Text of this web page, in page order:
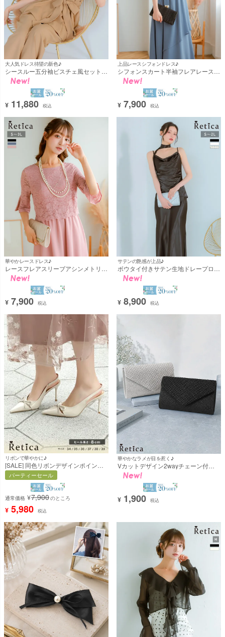
大人気ドレス待望の新色♪
シースルー五分袖ビスチェ風セットア
ップパンツパーティードレス (Sサイ
ズ～3Lサイズ) [Retica/レティカ]
¥ 11,880 税込
上品レースシフォンドレス♪
シフォンスカート半袖フレアレースス
リーブロングパーティードレス 結婚
式 二次会(Sサイズ～3Lサイズ)
[Retica/レティカ]
¥ 7,900 税込
華やかレースドレス♪
レースフレアスリーブアシンメトリー
シフォンロングパーティードレス 結
婚式 二次会(Sサイズ～3Lサイズ)
[Retica/レティカ]
¥ 7,900 税込
サテンの艶感が上品♪
ボウタイ付きサテン生地ドレープロン
グワンピースドレス(Sサイズ～2Lサ
イズ) [Retica/レティカ]
¥ 8,900 税込
リボンで華やかに♪
[SALE] 同色リボンデザインポインテ
ッドトゥパンプス(オフホワイト)
[Retica/レティカ]
パーティーセール
通常価格 ¥7,900のところ
¥ 5,980 税込
華やかなラメが目を惹く♪
Vカットデザイン2wayチェーン付き
ラメパーティーバッグ(ブラック/シル
バー) [Retica/レティカ]
¥ 1,900 税込